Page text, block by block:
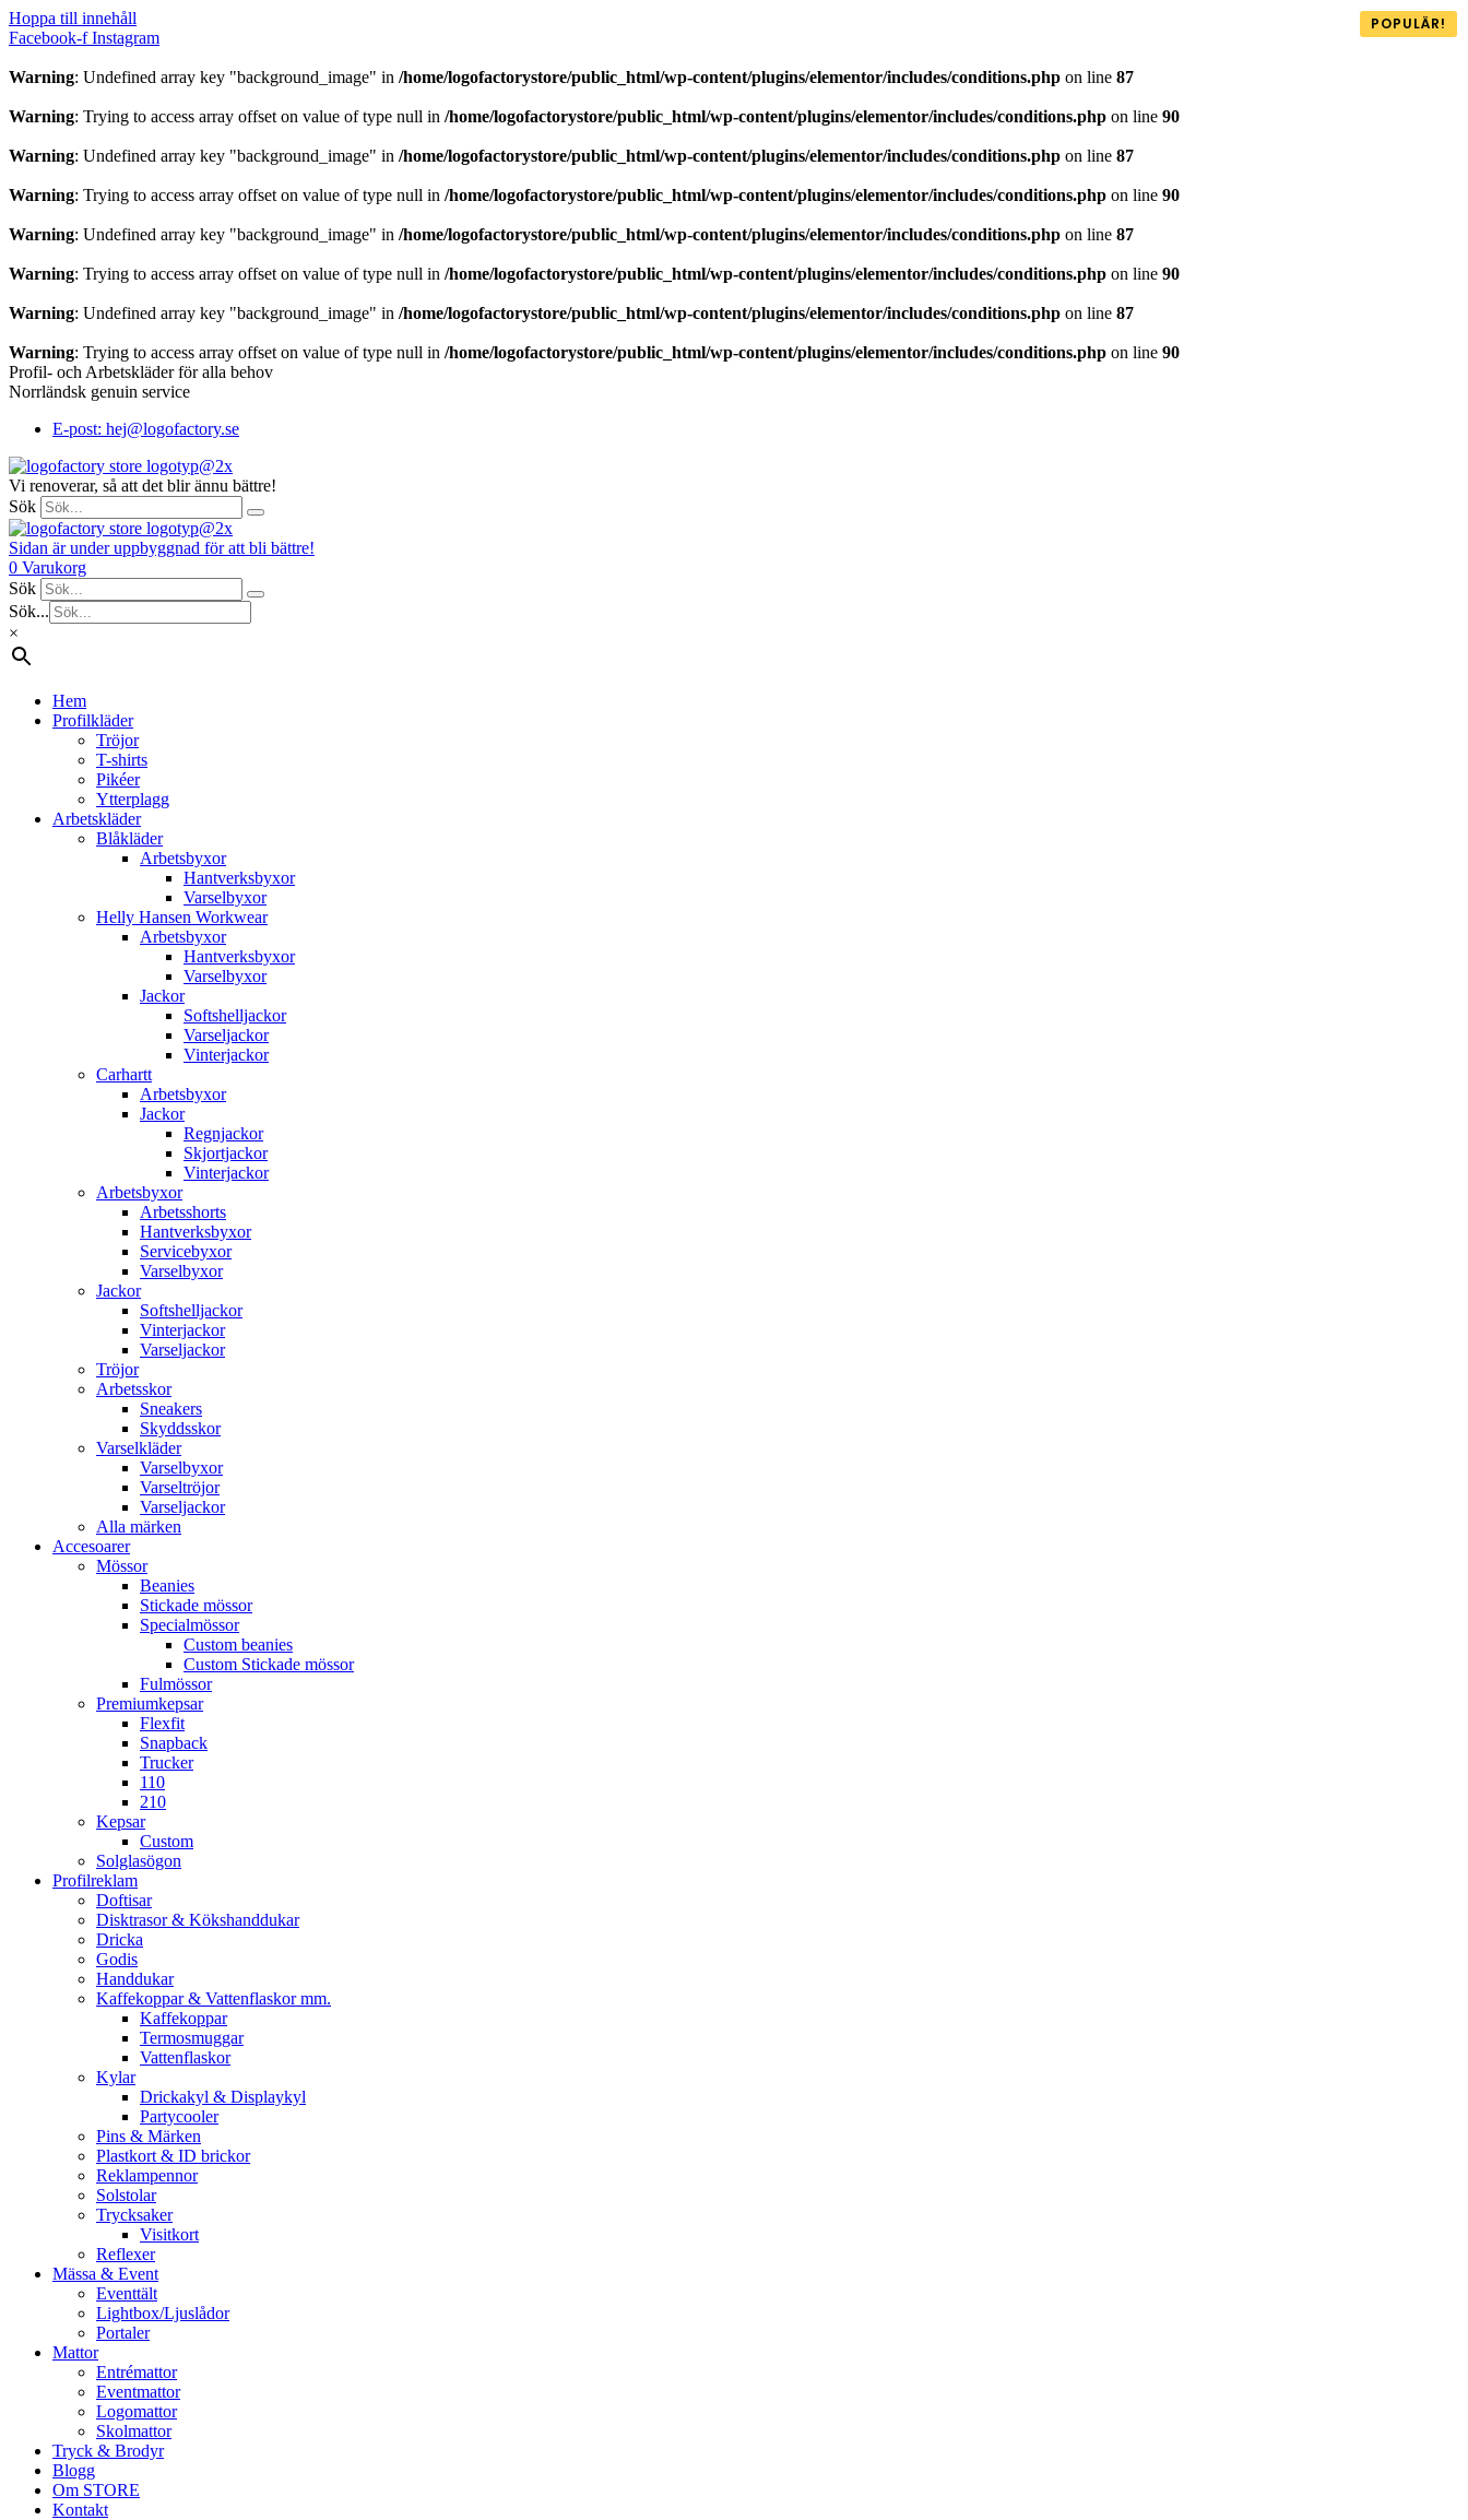
Hoppa till innehåll
Facebook-f Instagram
Warning: Undefined array key "background_image" in /home/logofactorystore/public_html/wp-content/plugins/elementor/includes/conditions.php on line 87
Warning: Trying to access array offset on value of type null in /home/logofactorystore/public_html/wp-content/plugins/elementor/includes/conditions.php on line 90
Warning: Undefined array key "background_image" in /home/logofactorystore/public_html/wp-content/plugins/elementor/includes/conditions.php on line 87
Warning: Trying to access array offset on value of type null in /home/logofactorystore/public_html/wp-content/plugins/elementor/includes/conditions.php on line 90
Warning: Undefined array key "background_image" in /home/logofactorystore/public_html/wp-content/plugins/elementor/includes/conditions.php on line 87
Warning: Trying to access array offset on value of type null in /home/logofactorystore/public_html/wp-content/plugins/elementor/includes/conditions.php on line 90
Warning: Undefined array key "background_image" in /home/logofactorystore/public_html/wp-content/plugins/elementor/includes/conditions.php on line 87
Warning: Trying to access array offset on value of type null in /home/logofactorystore/public_html/wp-content/plugins/elementor/includes/conditions.php on line 90
Profil- och Arbetskläder för alla behov
Norrländsk genuin service
E-post: hej@logofactory.se
Vi renoverar, så att det blir ännu bättre!
Sök
Sidan är under uppbyggnad för att bli bättre!
0 Varukorg
Sök
Sök...
×
Hem
Profilkläder
Tröjor
T-shirts
Pikéer
Ytterplagg
Arbetskläder
Blåkläder
Arbetsbyxor
Hantverksbyxor
Varselbyxor
Helly Hansen Workwear
Arbetsbyxor
Hantverksbyxor
Varselbyxor
Jackor
Softshelljackor
Varseljackor
Vinterjackor
Carhartt
Arbetsbyxor
Jackor
Regnjackor
Skjortjackor
Vinterjackor
Arbetsbyxor
Arbetsshorts
Hantverksbyxor
Servicebyxor
Varselbyxor
Jackor
Softshelljackor
Vinterjackor
Varseljackor
Tröjor
Arbetsskor
Sneakers
Skyddsskor
Varselkläder
Varselbyxor
Varseltröjor
Varseljackor
Alla märken
Accesoarer
Mössor
Beanies
Stickade mössor
Specialmössor
Custom beanies
Custom Stickade mössor
Fulmössor
Premiumkepsar
Flexfit
Snapback
Trucker
110
210
Kepsar
Custom
Solglasögon
Profilreklam
Doftisar
Disktrasor & Kökshanddukar
Dricka
Godis
Handdukar
Kaffekoppar & Vattenflaskor mm.
Kaffekoppar
Termosmuggar
Vattenflaskor
Kylar
Drickakyl & Displaykyl
Partycooler
Pins & Märken
Plastkort & ID brickor
Reklampennor
Solstolar
Trycksaker
Visitkort
Reflexer
Mässa & Event
Eventtält
Lightbox/Ljuslådor
Portaler
Mattor
Entrémattor
Eventmattor
Logomattor
Skolmattor
Tryck & Brodyr
Blogg
Om STORE
Kontakt
POPULÄR!